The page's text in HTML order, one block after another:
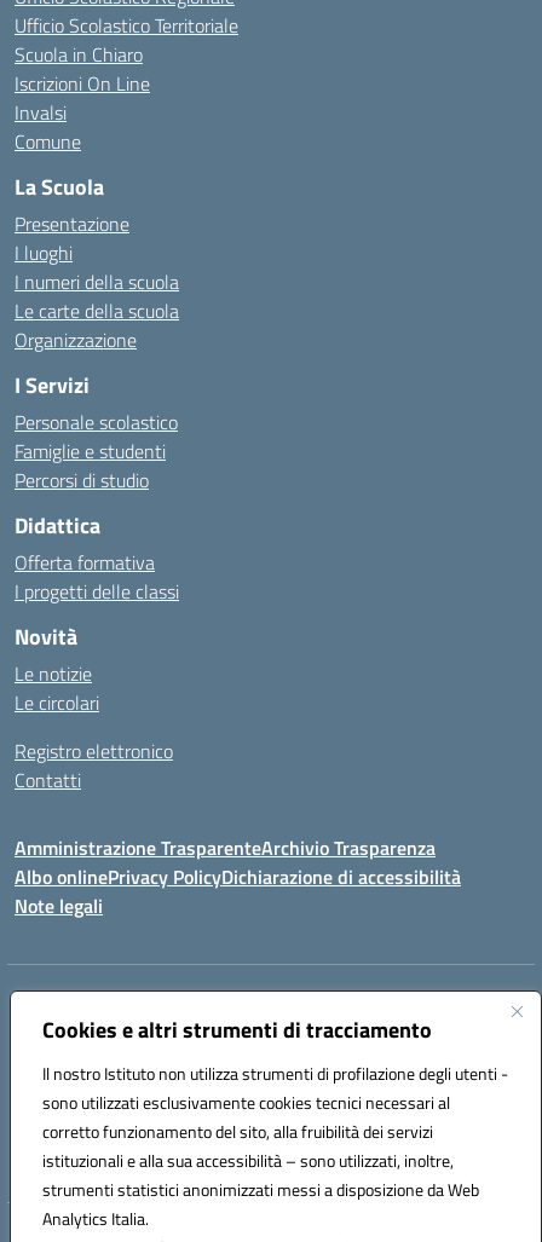
Cookies e altri strumenti di tracciamento
Il nostro Istituto non utilizza strumenti di profilazione degli utenti -
sono utilizzati esclusivamente cookies tecnici necessari al
corretto funzionamento del sito, alla fruibilità dei servizi
istituzionali e alla sua accessibilità – sono utilizzati, inoltre,
strumenti statistici anonimizzati messi a disposizione da Web
Analytics Italia.
Ufficio Scolastico Territoriale
Scuola in Chiaro
Iscrizioni On Line
Invalsi
Comune
La Scuola
Presentazione
I luoghi
I numeri della scuola
Le carte della scuola
Organizzazione
I Servizi
Personale scolastico
Famiglie e studenti
Percorsi di studio
Didattica
Offerta formativa
I progetti delle classi
Novità
Le notizie
Le circolari
Registro elettronico
Contatti
Amministrazione TrasparenteArchivio Trasparenza
Albo onlinePrivacy PolicyDichiarazione di accessibilità
Note legali
Indirizzo:
Centralino:096721161 Email:czic869004@istruzione.it
Codice fiscale: 84000710792
Codice meccanografico:
CZIC869004
Codice unico di fatturazione (CUF): UFKGA0